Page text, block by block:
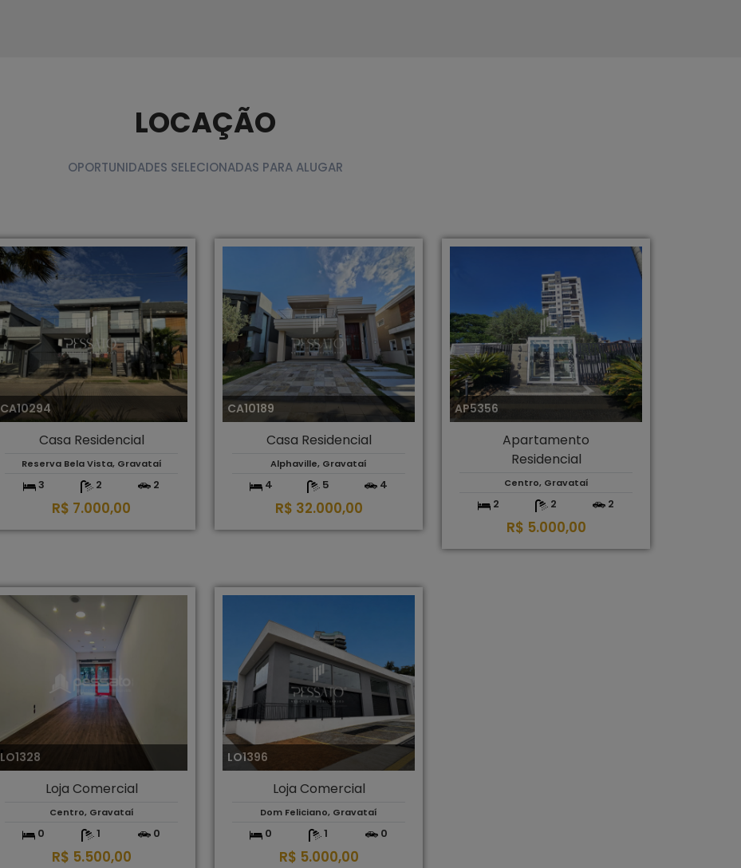
LOCAÇÃO
OPORTUNIDADES SELECIONADAS PARA ALUGAR
CA10294
Casa Residencial
Reserva Bela Vista, Gravataí
3 2 2
R$ 7.000,00
CA10189
Casa Residencial
Alphaville, Gravataí
4 5 4
R$ 32.000,00
AP5356
Apartamento
Residencial
Centro, Gravataí
2 2 2
R$ 5.000,00
LO1328
Loja Comercial
Centro, Gravataí
0 1 0
R$ 5.500,00
LO1396
Loja Comercial
Dom Feliciano, Gravataí
0 1 0
R$ 5.000,00